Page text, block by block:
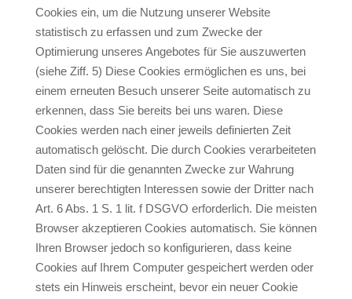
Cookies ein, um die Nutzung unserer Website
statistisch zu erfassen und zum Zwecke der
Optimierung unseres Angebotes für Sie auszuwerten
(siehe Ziff. 5) Diese Cookies ermöglichen es uns, bei
einem erneuten Besuch unserer Seite automatisch zu
erkennen, dass Sie bereits bei uns waren. Diese
Cookies werden nach einer jeweils definierten Zeit
automatisch gelöscht. Die durch Cookies verarbeiteten
Daten sind für die genannten Zwecke zur Wahrung
unserer berechtigten Interessen sowie der Dritter nach
Art. 6 Abs. 1 S. 1 lit. f DSGVO erforderlich. Die meisten
Browser akzeptieren Cookies automatisch. Sie können
Ihren Browser jedoch so konfigurieren, dass keine
Cookies auf Ihrem Computer gespeichert werden oder
stets ein Hinweis erscheint, bevor ein neuer Cookie